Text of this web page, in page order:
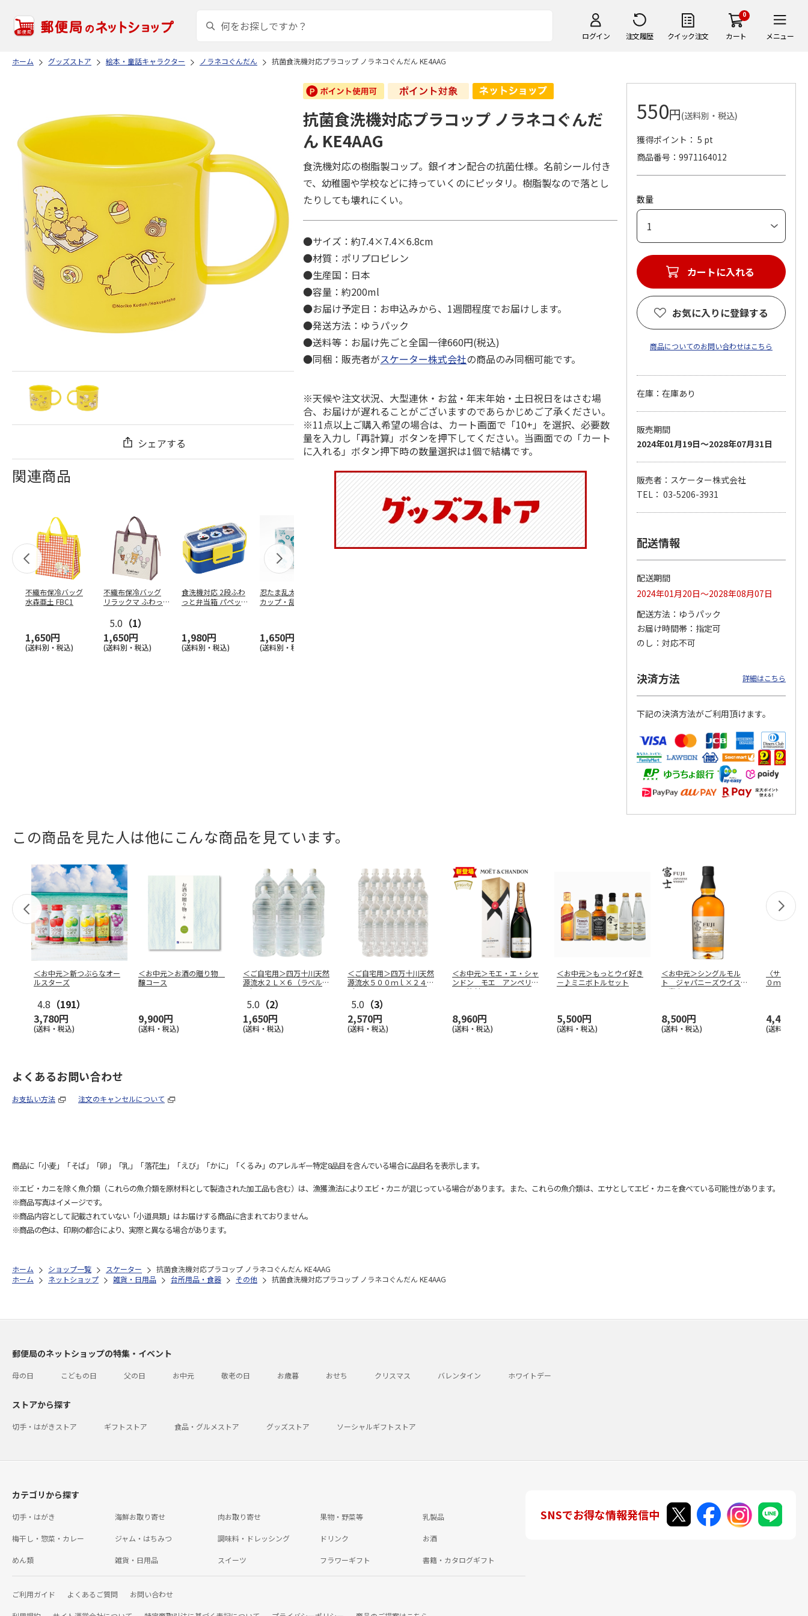
ログイン 注文履歴 クイック注文
0
カート メニュー
ホーム グッズストア 絵本・童話キャラクター ノラネコぐんだん 抗菌食洗機対応プラコップ ノラネコぐんだん KE4AAG
シェアする
関連商品
不織布保冷バッグ
水森亜土 FBC1
1,650円
(送料別・税込)
不織布保冷バッグ
リラックマ ふわっ
5.0 （1）
1,650円
(送料別・税込)
食洗機対応 2段ふわ
っと弁当箱 パペッ
1,980円
(送料別・税込)
忍たま乱太郎 マグ
カップ・乱太郎・き
1,650円
(送料別・税込)
ふわっとフタタイト
パペットスンスン
R…
1,485円
(送料別・税込)
八角形ステンレスマ
抗菌食洗機対応プラコップ ノラネコぐんだ
ん KE4AAG
食洗機対応の樹脂製コップ。銀イオン配合の抗菌仕様。名前シール付き
で、幼稚園や学校などに持っていくのにピッタリ。樹脂製なので落とし
たりしても壊れにくい。
●サイズ：約7.4×7.4×6.8cm
●材質：ポリプロピレン
●生産国：日本
●容量：約200ml
●お届け予定日：お申込みから、1週間程度でお届けします。
●発送方法：ゆうパック
●送料等：お届け先ごと全国一律660円(税込)
●同梱：販売者がスケーター株式会社の商品のみ同梱可能です。
※天候や注文状況、大型連休・お盆・年末年始・土日祝日をはさむ場
合、お届けが遅れることがございますのであらかじめご了承ください。
※11点以上ご購入希望の場合は、カート画面で「10+」を選択、必要数
量を入力し「再計算」ボタンを押下してください。当画面での「カート
に入れる」ボタン押下時の数量選択は1個で結構です。
550円(送料別・税込)
獲得ポイント： 5 pt
商品番号
9971164012
数量
カートに入れる
お気に入りに登録する
商品についてのお問い合わせはこちら
在庫：在庫あり
販売期間
2024年01月19日～2028年07月31日
販売者：スケーター株式会社
TEL： 03-5206-3931
配送情報
配送期間
2024年01月20日～2028年08月07日
配送方法
ゆうパック
お届け時間帯
指定可
のし
対応不可
決済方法 詳細はこちら
下記の決済方法がご利用頂けます。
この商品を見た人は他にこんな商品を見ています。
＜お中元＞新つぶらなオー
ルスターズ
4.8 （191）
3,780円
(送料・税込)
＜お中元＞お酒の贈り物
醸コース
9,900円
(送料・税込)
＜ご自宅用＞四万十川天然
源流水２Ｌ×６（ラベルレ
ス）
5.0 （2）
1,650円
(送料・税込)
＜ご自宅用＞四万十川天然
源流水５００ｍｌ×２４
（ラベルレス
5.0 （3）
2,570円
(送料・税込)
＜お中元＞モエ・エ・シャ
ンドン モエ アンペリア
ル 箱付
8,960円
(送料・税込)
＜お中元＞もっとウイ好き
－♪ミニボトルセット
5,500円
(送料・税込)
＜お中元＞シングルモル
ト ジャパニーズウイスキ
ー富士
8,500円
(送料・税込)
〈サント
０ｍｌ
4,460円
(送料・税込)
よくあるお問い合わせ
お支払い方法 注文のキャンセルについて
商品に「小麦」「そば」「卵」「乳」「落花生」「えび」「かに」「くるみ」のアレルギー特定8品目を含んでいる場合に品目名を表示します。
※エビ・カニを除く魚介類（これらの魚介類を原材料として製造された加工品も含む）は、漁獲漁法によりエビ・カニが混じっている場合があります。また、これらの魚介類は、エサとしてエビ・カニを食べている可能性があります。
※商品写真はイメージです。
※商品内容として記載されていない「小道具類」はお届けする商品に含まれておりません。
※商品の色は、印刷の都合により、実際と異なる場合があります。
ホーム ショップ一覧 スケーター
抗菌食洗機対応プラコップ ノラネコぐんだん KE4AAG
ホーム
ネットショップ 雑貨・日用品 台所用品・食器 その他 抗菌食洗機対応プラコップ ノラネコぐんだん KE4AAG
郵便局のネットショップの特集・イベント
母の日 こどもの日 父の日 お中元 敬老の日 お歳暮 おせち クリスマス バレンタイン ホワイトデー
ストアから探す
切手・はがきストア ギフトストア 食品・グルメストア グッズストア ソーシャルギフトストア
カテゴリから探す
切手・はがき 海鮮お取り寄せ 肉お取り寄せ 果物・野菜等 乳製品
梅干し・惣菜・カレー ジャム・はちみつ 調味料・ドレッシング ドリンク お酒
めん類 雑貨・日用品 スイーツ フラワーギフト 書籍・カタログギフト
ご利用ガイド よくあるご質問 お問い合わせ
SNSでお得な情報発信中